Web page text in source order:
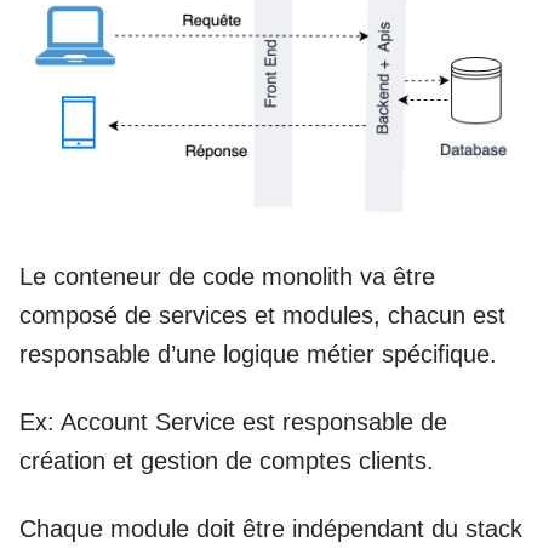
Le conteneur de code monolith va être
composé de services et modules, chacun est
responsable d’une logique métier spécifique.
Ex: Account Service est responsable de
création et gestion de comptes clients.
Chaque module doit être indépendant du stack